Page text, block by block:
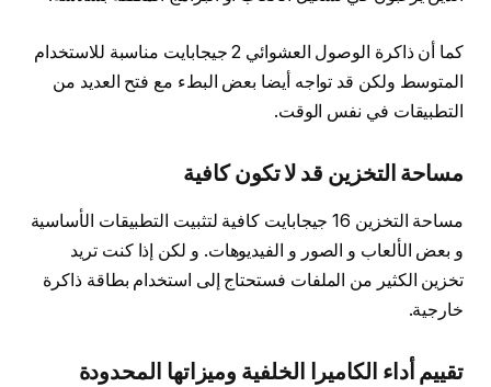
كما أن ذاكرة الوصول العشوائي 2 جيجابايت مناسبة للاستخدام
المتوسط ولكن قد تواجه أيضا بعض البطء مع فتح العديد من
التطبيقات في نفس الوقت.
مساحة التخزين قد لا تكون كافية
مساحة التخزين 16 جيجابايت كافية لتثبيت التطبيقات الأساسية
و بعض الألعاب و الصور و الفيديوهات. و لكن إذا كنت تريد
تخزين الكثير من الملفات فستحتاج إلى استخدام بطاقة ذاكرة
خارجية.
تقييم أداء الكاميرا الخلفية وميزاتها المحدودة